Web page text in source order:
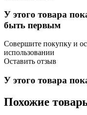
У этого товара
быть первым
Совершите покупку и
использовании
Оставить отзыв
У этого товара
Похожие